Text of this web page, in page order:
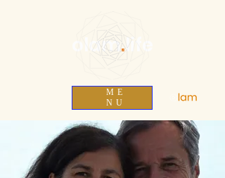
ME
NU
olam.life